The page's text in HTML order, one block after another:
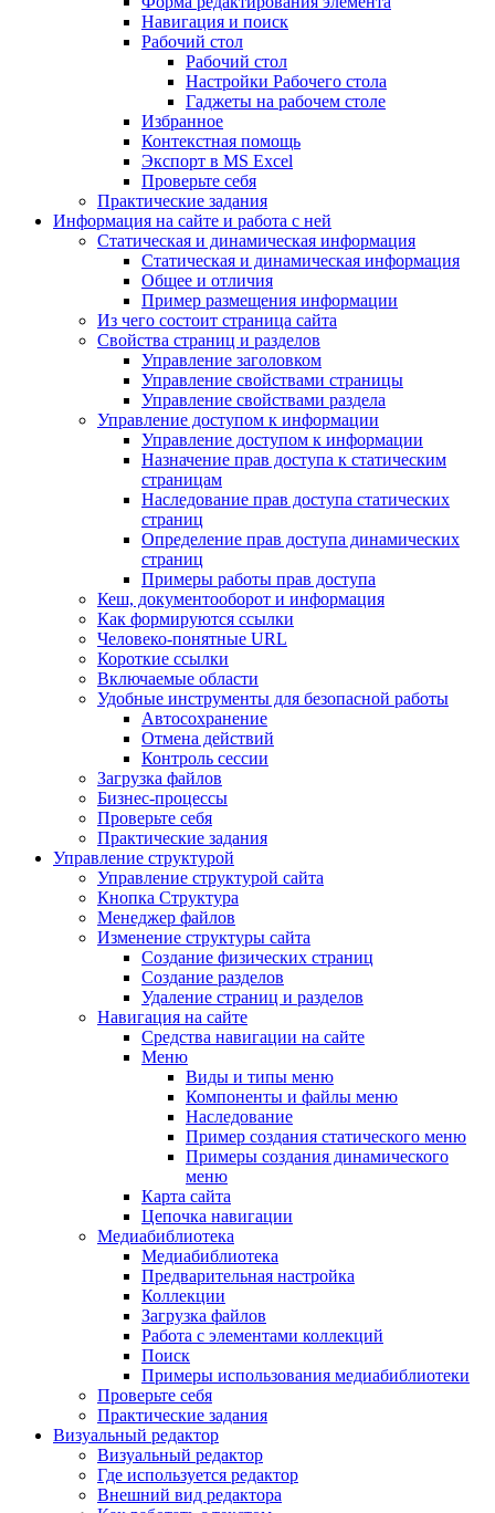
Навигация и поиск
Рабочий стол
Рабочий стол
Настройки Рабочего стола
Гаджеты на рабочем столе
Избранное
Контекстная помощь
Экспорт в MS Excel
Проверьте себя
Практические задания
Информация на сайте и работа с ней
Статическая и динамическая информация
Статическая и динамическая информация
Общее и отличия
Пример размещения информации
Из чего состоит страница сайта
Свойства страниц и разделов
Управление заголовком
Управление свойствами страницы
Управление свойствами раздела
Управление доступом к информации
Управление доступом к информации
Назначение прав доступа к статическим
страницам
Наследование прав доступа статических
страниц
Определение прав доступа динамических
страниц
Примеры работы прав доступа
Кеш, документооборот и информация
Как формируются ссылки
Человеко-понятные URL
Короткие ссылки
Включаемые области
Удобные инструменты для безопасной работы
Автосохранение
Отмена действий
Контроль сессии
Загрузка файлов
Бизнес-процессы
Проверьте себя
Практические задания
Управление структурой
Управление структурой сайта
Кнопка Структура
Менеджер файлов
Изменение структуры сайта
Создание физических страниц
Создание разделов
Удаление страниц и разделов
Навигация на сайте
Средства навигации на сайте
Меню
Виды и типы меню
Компоненты и файлы меню
Наследование
Пример создания статического меню
Примеры создания динамического
меню
Карта сайта
Цепочка навигации
Медиабиблиотека
Медиабиблиотека
Предварительная настройка
Коллекции
Загрузка файлов
Работа с элементами коллекций
Поиск
Примеры использования медиабиблиотеки
Проверьте себя
Практические задания
Визуальный редактор
Визуальный редактор
Где используется редактор
Внешний вид редактора